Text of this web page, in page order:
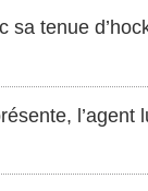
sa tenue
l’agent